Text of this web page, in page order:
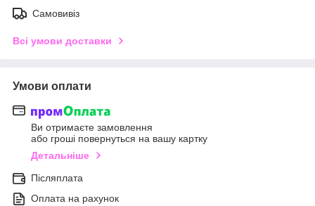
Самовивіз
Всі умови доставки
Умови оплати
Ви отримаєте замовлення
або гроші повернуться на вашу картку
Детальніше
Післяплата
Оплата на рахунок